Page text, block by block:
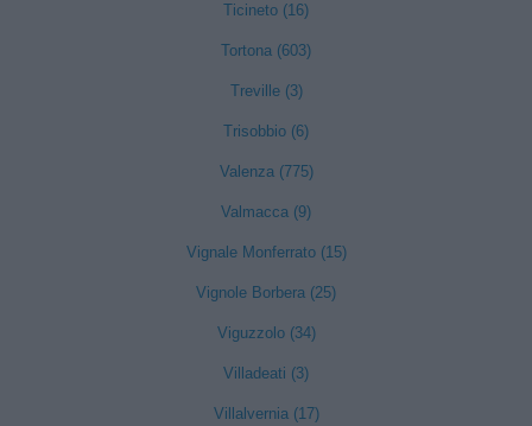
Ticineto (16)
Tortona (603)
Treville (3)
Trisobbio (6)
Valenza (775)
Valmacca (9)
Vignale Monferrato (15)
Vignole Borbera (25)
Viguzzolo (34)
Villadeati (3)
Villalvernia (17)